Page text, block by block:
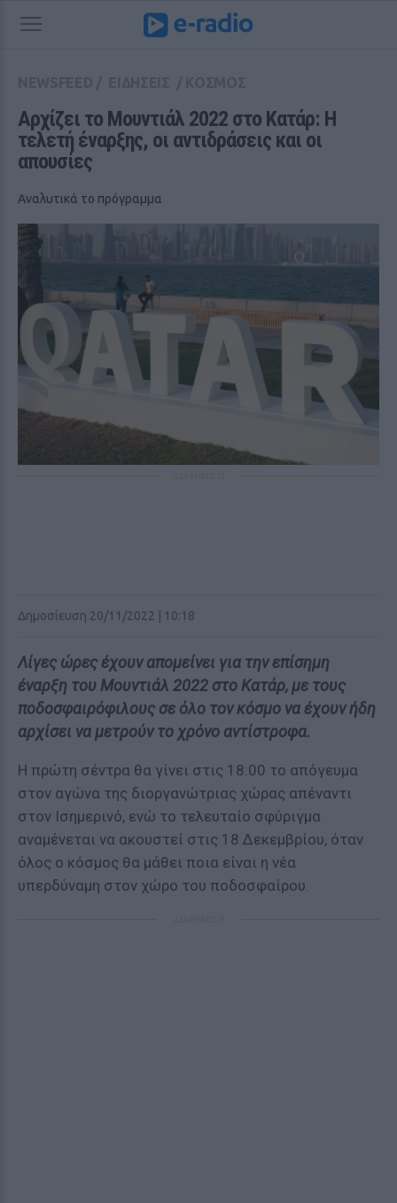
Αρχίζει το Μουντιάλ 2022 στο Κατάρ: Η
τελετή έναρξης, οι αντιδράσεις και οι
απουσίες
Αναλυτικά το πρόγραμμα
Δημοσίευση 20/11/2022 | 10:18
Λίγες ώρες έχουν απομείνει για την επίσημη
έναρξη του Μουντιάλ 2022 στο Κατάρ, με τους
ποδοσφαιρόφιλους σε όλο τον κόσμο να έχουν ήδη
αρχίσει να μετρούν το χρόνο αντίστροφα.
Η πρώτη σέντρα θα γίνει στις 18:00 το απόγευμα
στον αγώνα της διοργανώτριας χώρας απέναντι
στον Ισημερινό, ενώ το τελευταίο σφύριγμα
αναμένεται να ακουστεί στις 18 Δεκεμβρίου, όταν
όλος ο κόσμος θα μάθει ποια είναι η νέα
υπερδύναμη στον χώρο του ποδοσφαίρου.